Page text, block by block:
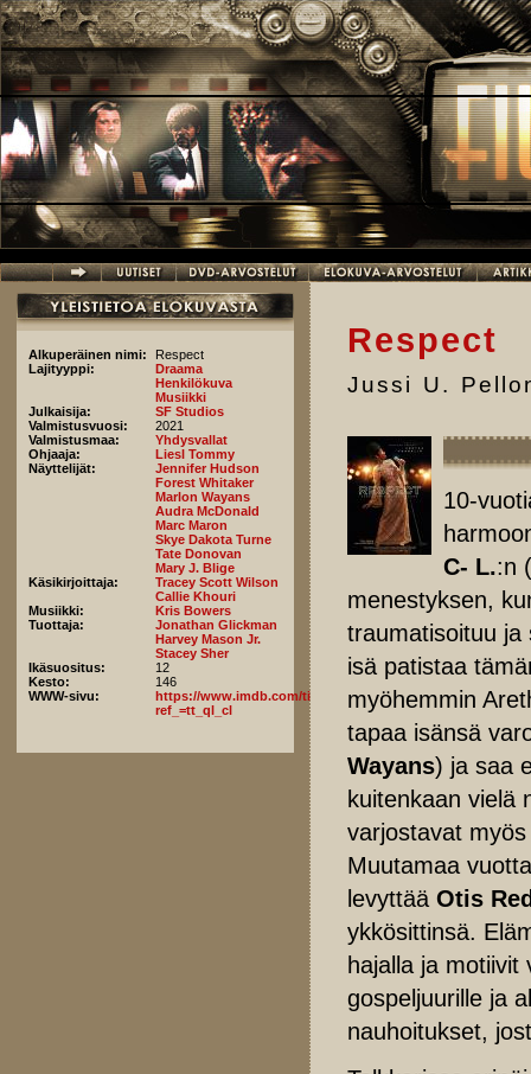
Hyppää pääsisältöön
Alkuperäinen nimi:
Respect
Lajityyppi:
Draama
Henkilökuva
Musiikki
Julkaisija:
SF Studios
Valmistusvuosi:
2021
Valmistusmaa:
Yhdysvallat
Ohjaaja:
Liesl Tommy
Näyttelijät:
Jennifer Hudson
Forest Whitaker
Marlon Wayans
Audra McDonald
Marc Maron
Skye Dakota Turne
Tate Donovan
Mary J. Blige
Käsikirjoittaja:
Tracey Scott Wilson
Callie Khouri
Musiikki:
Kris Bowers
Tuottaja:
Jonathan Glickman
Harvey Mason Jr.
Stacey Sher
Ikäsuositus:
12
Kesto:
146
WWW-sivu:
https://www.imdb.com/title/tt2452150/fullcredits/?
ref_=tt_ql_cl
Respect
Jussi U.
10-
C- L.:n (
menestyksen,
traumatisoituu ja
isä patistaa
myöhemmin
tapaa isänsä
Wayans) ja saa
kuitenkaan vielä
varjostavat
Muutamaa
levyttää Otis
ykkösittinsä.
hajalla ja motiivit
gospeljuurille ja
nauhoitukset,